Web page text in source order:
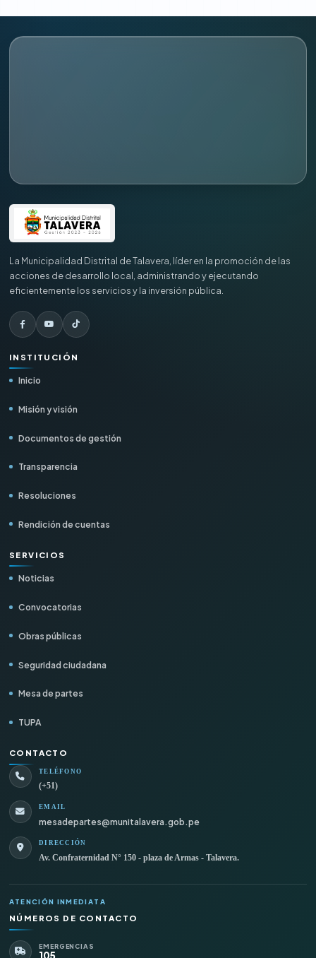
La Municipalidad Distrital de Talavera, líder en la promoción de las
acciones de desarrollo local, administrando y ejecutando
eficientemente los servicios y la inversión pública.
INSTITUCIÓN
Inicio
Misión y visión
Documentos de gestión
Transparencia
Resoluciones
Rendición de cuentas
SERVICIOS
Noticias
Convocatorias
Obras públicas
Seguridad ciudadana
Mesa de partes
TUPA
CONTACTO
TELÉFONO
(+51)
EMAIL
mesadepartes@munitalavera.gob.pe
DIRECCIÓN
Av. Confraternidad N° 150 - plaza de Armas - Talavera.
ATENCIÓN INMEDIATA
NÚMEROS DE CONTACTO
EMERGENCIAS
105